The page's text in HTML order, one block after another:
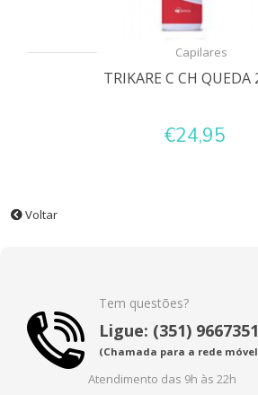
Capilares
TRIKARE C CH
€24,95
Voltar
Tem questões?
Ligue: (351)
(Chamada para a rede
Atendimento das 9h às 22h